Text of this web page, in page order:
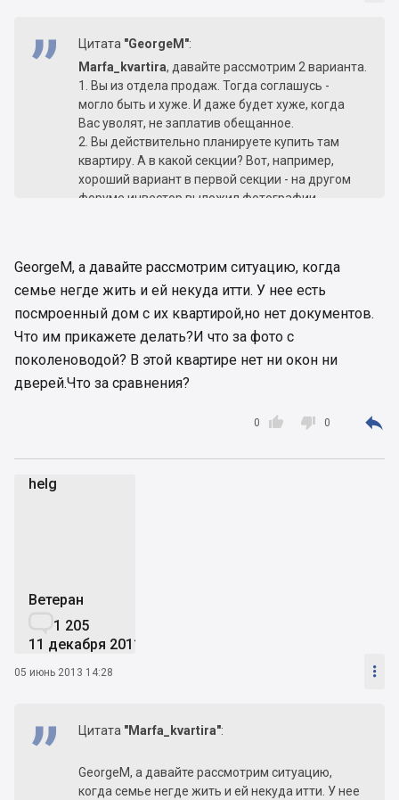
Цитата "GeorgeM":
Marfa_kvartira, давайте рассмотрим 2 варианта.
1. Вы из отдела продаж. Тогда соглашусь -
могло быть и хуже. И даже будет хуже, когда
Вас уволят, не заплатив обещанное.
2. Вы действительно планируете купить там
квартиру. А в какой секции? Вот, например,
хороший вариант в первой секции - на другом
форуме инвестор выложил фотографии
эксплуатацию.
[attachment=0]MegaSity.jpg[/attachment]Теперь
добавьте к этому отсутствие договоров на
подключение воды и канализации - после
очередной проверки коллектора (над которым
без разрешения построили паркинг) несколько
дней назад, в Киевводоканале сказали, что
никаких договоров на подключение
GeorgeM, а давайте рассмотрим ситуацию, когда
семье негде жить и ей некуда итти. У нее есть
посмроенный дом с их квартирой,но нет документов.
Что им прикажете делать?И что за фото с
поколеноводой? В этой квартире нет ни окон ни
дверей.Что за сравнения?

0  0 
helg
Ветеран
1 205
11 декабря 2011
05 июнь 2013 14:28 
Цитата "Marfa_kvartira":
GeorgeM, а давайте рассмотрим ситуацию,
когда семье негде жить и ей некуда итти. У нее